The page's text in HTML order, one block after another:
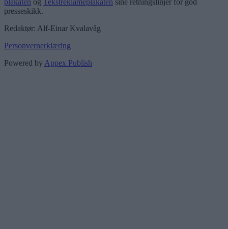
plakaten og Tekstreklameplakaten sine retningslinjer for god
presseskikk.
Redaktør: Alf-Einar Kvalavåg
Personvernerklæring
Powered byAppex Publish